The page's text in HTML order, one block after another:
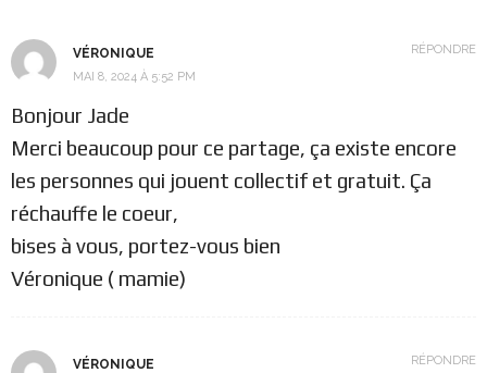
VÉRONIQUE
MAI 8, 2024 À 5:52 PM
Bonjour Jade
Merci beaucoup pour ce partage, ça existe encore
les personnes qui jouent collectif et gratuit. Ça
réchauffe le coeur,
bises à vous, portez-vous bien
Véronique ( mamie)
RÉPONDRE
VÉRONIQUE RÉPONDRE